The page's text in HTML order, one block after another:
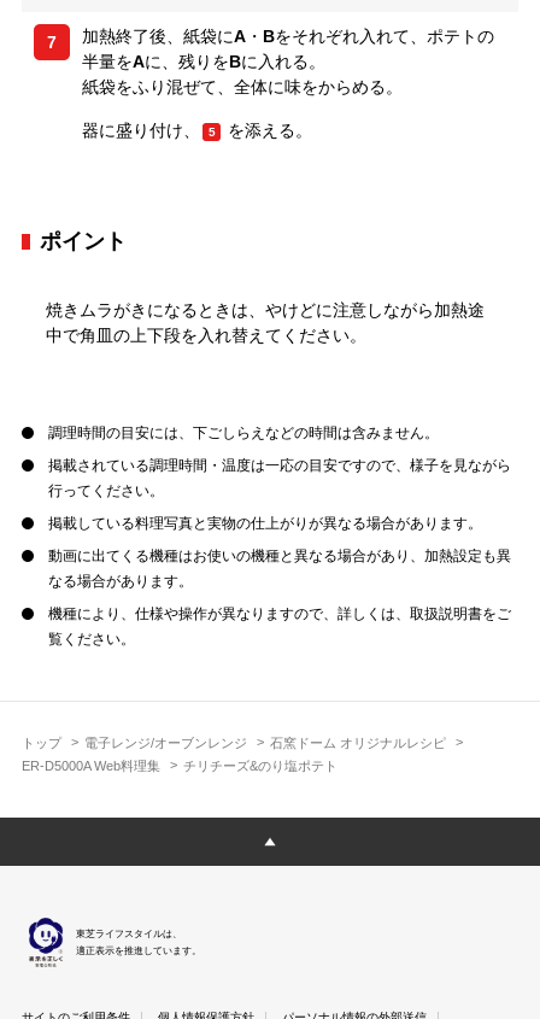
トップ 電子レンジ/オーブンレンジ
石窯ドーム オリジナルレシピ
ER-D5000A Web料理集
チリチーズ&のり塩ポテト
7 加熱終了後、紙袋にA ・ Bをそれぞれ入れて、ポテトの
半量をAに、残りをBに入れる。
紙袋をふり混ぜて、全体に味をからめる。
器に盛り付け、 5 を添える。
ポイント
焼きムラがきになるときは、やけどに注意しながら加熱途
中で角皿の上下段を入れ替えてください。
調理時間の目安には、下ごしらえなどの時間は含みません。
掲載されている調理時間・温度は一応の目安ですので、様子を見ながら
行ってください。
掲載している料理写真と実物の仕上がりが異なる場合があります。
動画に出てくる機種はお使いの機種と異なる場合があり、加熱設定も異
なる場合があります。
機種により、仕様や操作が異なりますので、詳しくは、取扱説明書をご
覧ください。
東芝ライフスタイルは、
適正表示を推進しています。